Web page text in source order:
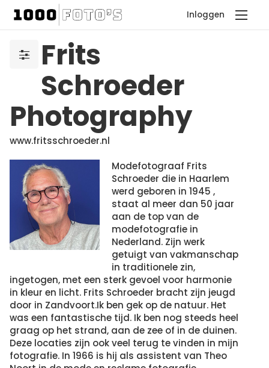
Inloggen
Frits
Schroeder
Photography
www.fritsschroeder.nl
Modefotograaf Frits
Schroeder die in Haarlem
werd geboren in 1945 ,
staat al meer dan 50 jaar
aan de top van de
modefotografie in
Nederland. Zijn werk
getuigt van vakmanschap
in traditionele zin,
ingetogen, met een sterk gevoel voor harmonie
in kleur en licht. Frits Schroeder bracht zijn jeugd
door in Zandvoort.Ik ben gek op de natuur. Het
was een fantastische tijd. Ik ben nog steeds heel
graag op het strand, aan de zee of in de duinen.
Deze locaties zijn ook veel terug te vinden in mijn
fotografie. In 1966 is hij als assistent van Theo